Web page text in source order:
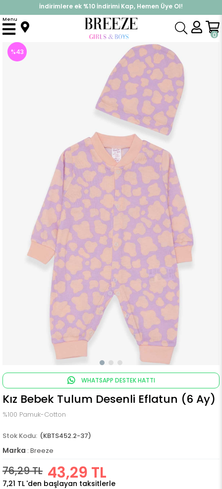
%30 Sepette Yaz İndirimi, Hemen Al!
İndirimlere ek %10 İndirimi Kap, Hemen Üye Ol!
0
Menu
Anasayfa Tulum Kız Bebek Tulum Desenli Eflatun (6 Ay)
%43
WHATSAPP DESTEK HATTI
Kız Bebek Tulum Desenli Eflatun (6 Ay)
%100 Pamuk-Cotton
(KBTS452.2-37)
Marka : Breeze
76,29 TL 43,29 TL
7,21 TL 'den başlayan taksitlerle